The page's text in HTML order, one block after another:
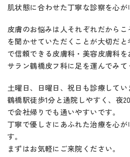
肌状態に合わせた丁寧な診察を心が
皮膚のお悩みは人それぞれだから
を聞かせていただくことが大切だ
で信頼できる皮膚科・美容皮膚科
サラン鶴橋皮フ科に足を運んでみて
土曜日、日曜日、祝日も診療してい
鶴橋駅徒歩1分と通院しやすく、夜
で会社帰りでも通いやすいです。
丁寧で優しさにあふれた治療を心が
す。
まずはお気軽にご来院ください。